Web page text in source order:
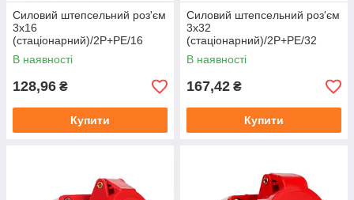
Силовий штепсельний роз'єм
3x16
(стаціонарний)/2P+PE/16
А/220 — 250 В/IP44
В наявності
128,96 ₴
Купити
Силовий штепсельний роз'єм
3x32
(стаціонарний)/2P+PE/32
A/220 — 250 В/IP44
В наявності
167,42 ₴
Купити